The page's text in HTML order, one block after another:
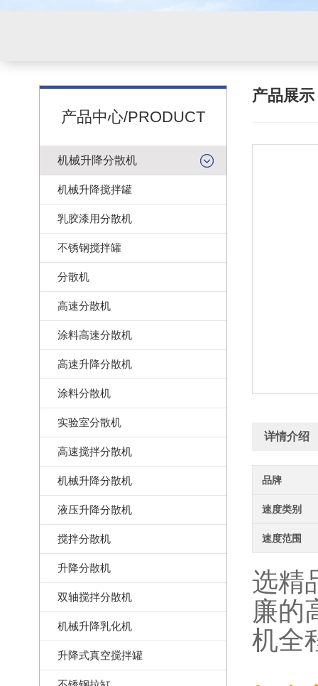
产品中心/PRODUCT
机械升降分散机
机械升降搅拌罐
乳胶漆用分散机
不锈钢搅拌罐
分散机
高速分散机
涂料高速分散机
高速升降分散机
涂料分散机
实验室分散机
高速搅拌分散机
机械升降分散机
液压升降分散机
搅拌分散机
升降分散机
双轴搅拌分散机
机械升降乳化机
升降式真空搅拌罐
产品展示
详情介绍
品牌
速度类别
速度范围
选精
廉的
机全